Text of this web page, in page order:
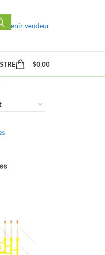
vendeur
$0.00